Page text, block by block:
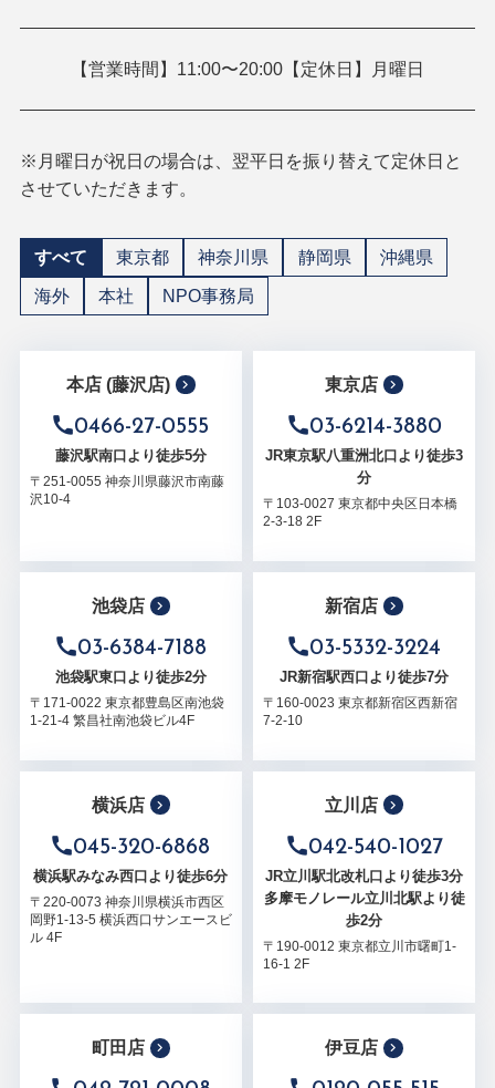
【営業時間】11:00〜20:00【定休日】月曜日
※月曜日が祝日の場合は、翌平日を振り替えて定休日と
させていただきます。
すべて 東京都 神奈川県 静岡県
沖縄県
海外
本社 NPO事務局
本店 (藤沢店)
0466-27-0555
藤沢駅南口より徒歩5分
〒251-0055 神奈川県藤沢市南藤
沢10-4
東京店
03-6214-3880
JR東京駅八重洲北口より徒歩3
分
〒103-0027 東京都中央区日本橋
2-3-18 2F
池袋店
03-6384-7188
池袋駅東口より徒歩2分
〒171-0022 東京都豊島区南池袋
1-21-4 繁昌社南池袋ビル4F
新宿店
03-5332-3224
JR新宿駅西口より徒歩7分
〒160-0023 東京都新宿区西新宿
7-2-10
横浜店
045-320-6868
横浜駅みなみ西口より徒歩6分
〒220-0073 神奈川県横浜市西区
岡野1-13-5 横浜西口サンエースビ
ル 4F
立川店
042-540-1027
JR立川駅北改札口より徒歩3分
多摩モノレール立川北駅より徒
歩2分
〒190-0012 東京都立川市曙町1-
16-1 2F
町田店 伊豆店